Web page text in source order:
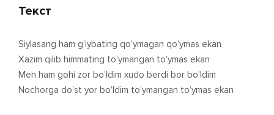
Текст
Siylasang ham g’iybating qo’ymagan qo’ymas ekan
Xazim qilib himmating to’ymangan to’ymas ekan
Men ham gohi zor bo’ldim xudo berdi bor bo’ldim
Nochorga do’st yor bo’ldim to’ymangan to’ymas ekan